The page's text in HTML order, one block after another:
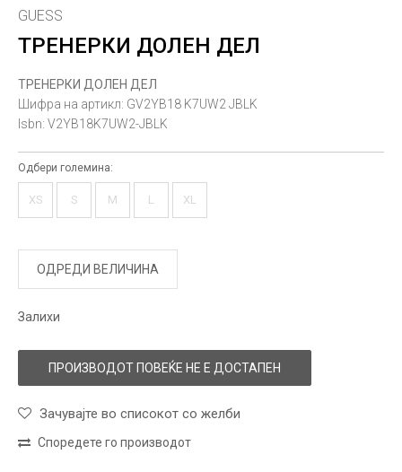
GUESS
ТРЕНЕРКИ ДОЛЕН ДЕЛ
ТРЕНЕРКИ ДОЛЕН ДЕЛ
Шифра на артикл: GV2YB18 K7UW2 JBLK
Isbn: V2YB18K7UW2-JBLK
Одбери големина:
XS S M L XL
ОДРЕДИ ВЕЛИЧИНА
Залихи
ПРОИЗВОДОТ ПОВЕЌЕ НЕ Е ДОСТАПЕН
Зачувајте во списокот со желби
Споредете го производот